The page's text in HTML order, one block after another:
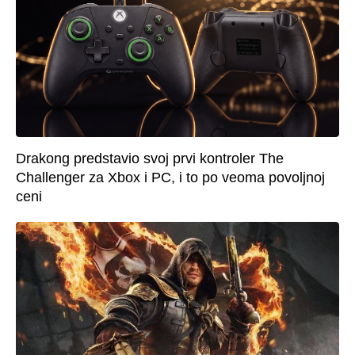
Drakong predstavio svoj prvi kontroler The
Challenger za Xbox i PC, i to po veoma povoljnoj
ceni